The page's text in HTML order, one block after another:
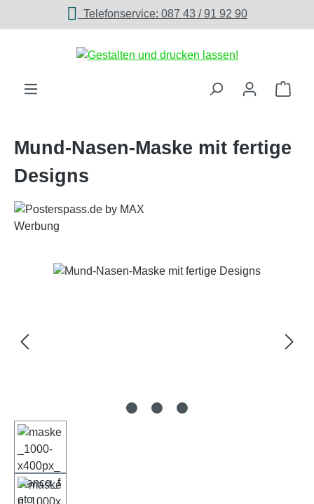
Zum Hauptinhalt springenTelefonservice: 087 43 / 91 92 90
Mund-Nasen-Maske mit fertige
Designs
Bildergalerie überspringen